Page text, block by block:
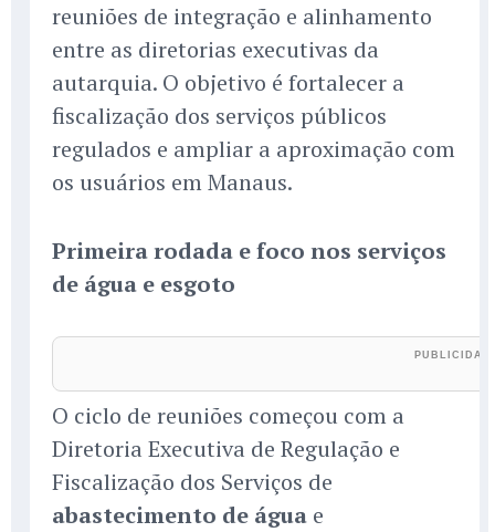
reuniões de integração e alinhamento
entre as diretorias executivas da
autarquia. O objetivo é fortalecer a
fiscalização dos serviços públicos
regulados e ampliar a aproximação com
os usuários em Manaus.
Primeira rodada e foco nos serviços
de água e esgoto
O ciclo de reuniões começou com a
Diretoria Executiva de Regulação e
Fiscalização dos Serviços de
abastecimento de água e